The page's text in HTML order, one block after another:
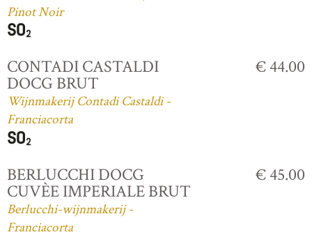
Pinot Noir
CONTADI CASTALDI
DOCG BRUT
Wijnmakerij Contadi Castaldi -
Franciacorta
€ 44.00
BERLUCCHI DOCG
CUVÈE IMPERIALE BRUT
Berlucchi-wijnmakerij -
Franciacorta
€ 45.00